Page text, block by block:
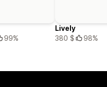
99%
Lively
380 $
98%